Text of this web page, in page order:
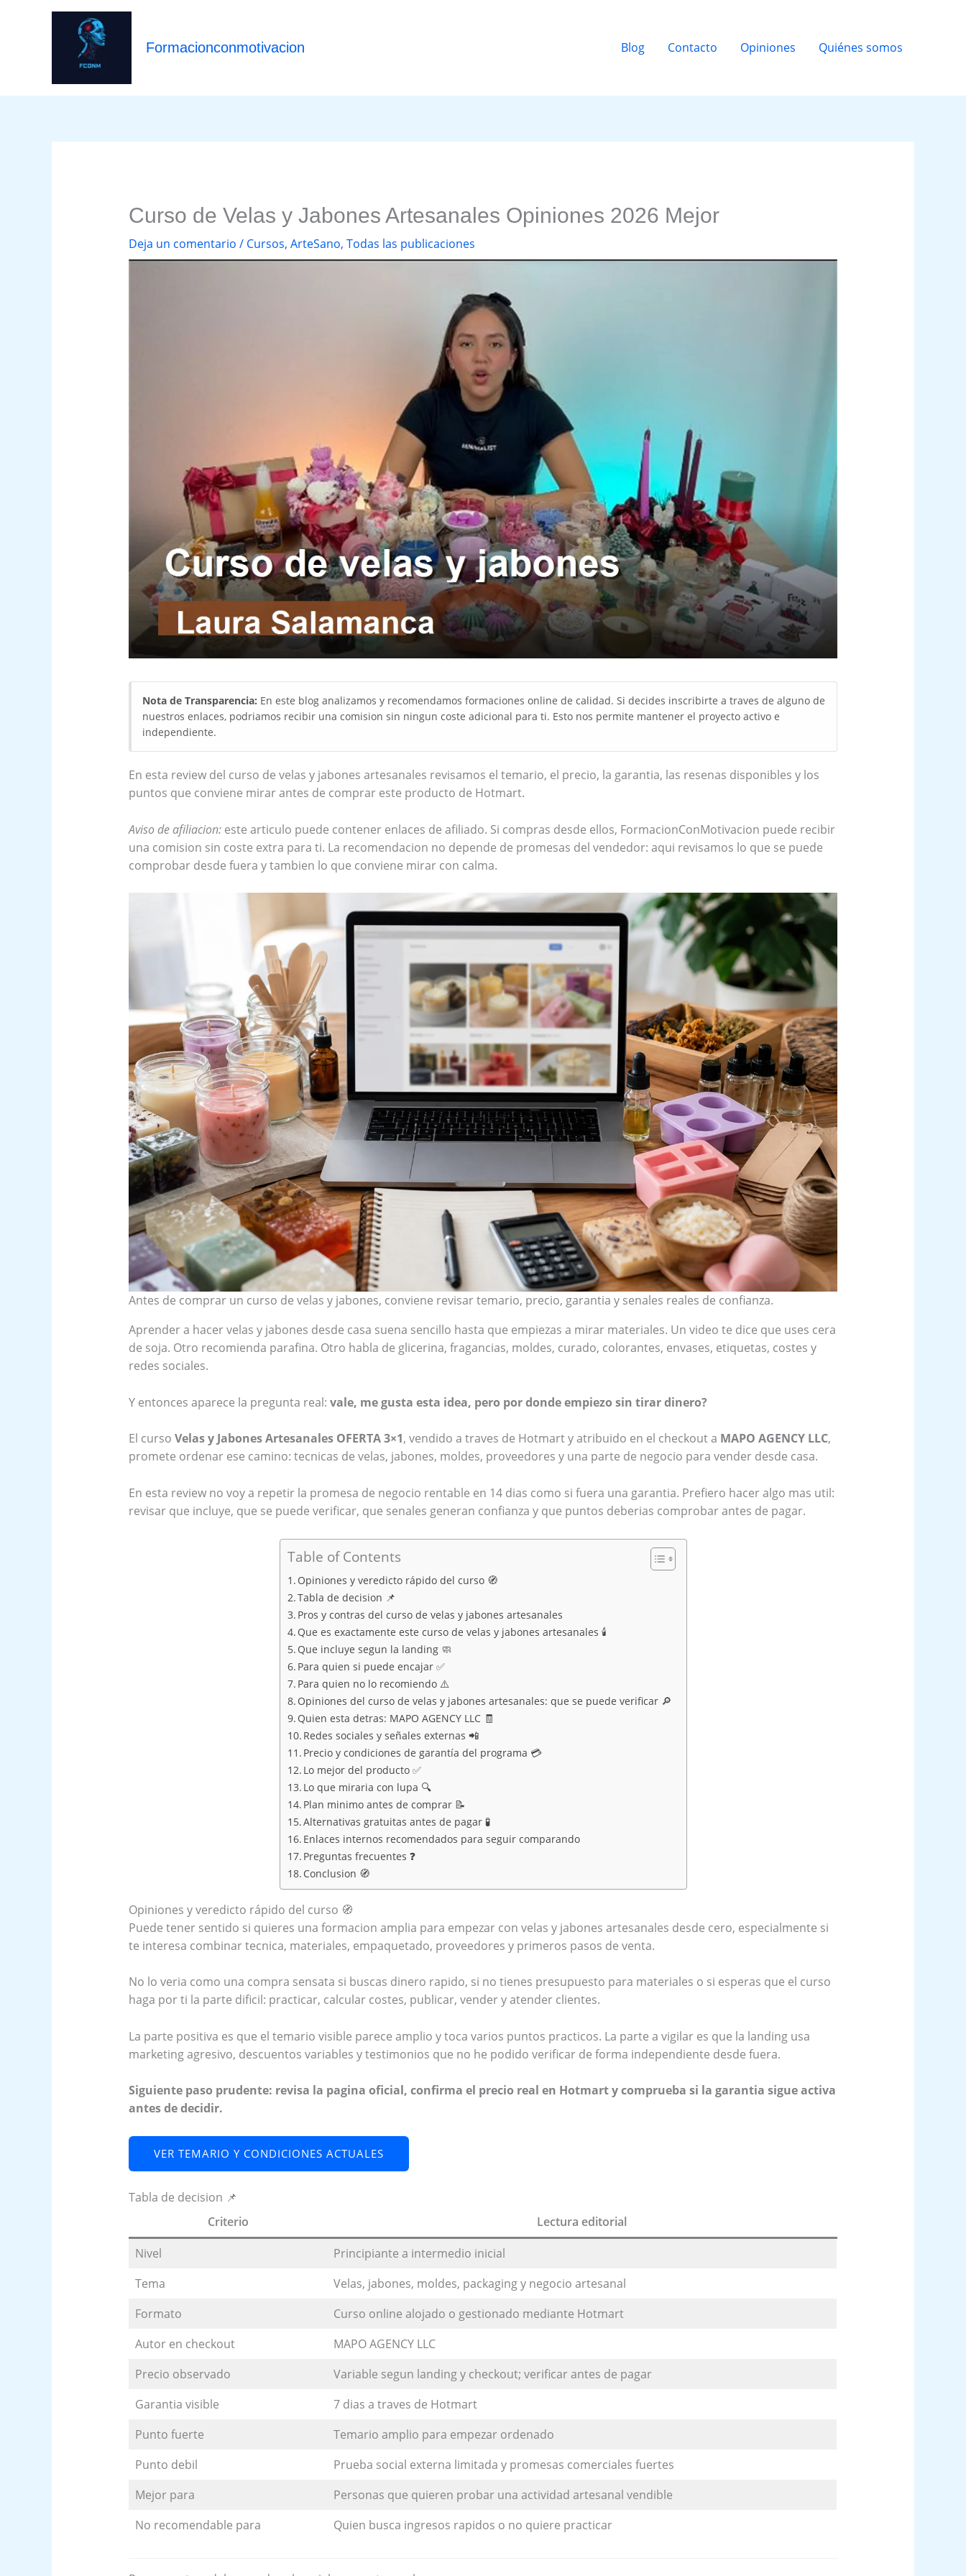
Formacionconmotivacion Blog Contacto Opiniones Quiénes somos
Curso de Velas y Jabones Artesanales Opiniones 2026 Mejor
Deja un comentario / Cursos, ArteSano, Todas las publicaciones
Nota de Transparencia: En este blog analizamos y recomendamos formaciones online de calidad. Si decides inscribirte a traves de alguno de
nuestros enlaces, podriamos recibir una comision sin ningun coste adicional para ti. Esto nos permite mantener el proyecto activo e
independiente.
En esta review del curso de velas y jabones artesanales revisamos el temario, el precio, la garantia, las resenas disponibles y los
puntos que conviene mirar antes de comprar este producto de Hotmart.
Aviso de afiliacion:este articulo puede contener enlaces de afiliado. Si compras desde ellos, FormacionConMotivacion puede recibir
una comision sin coste extra para ti. La recomendacion no depende de promesas del vendedor: aqui revisamos lo que se puede
comprobar desde fuera y tambien lo que conviene mirar con calma.
Antes de comprar un curso de velas y jabones, conviene revisar temario, precio, garantia y senales reales de confianza.
Aprender a hacer velas y jabones desde casa suena sencillo hasta que empiezas a mirar materiales. Un video te dice que uses cera
de soja. Otro recomienda parafina. Otro habla de glicerina, fragancias, moldes, curado, colorantes, envases, etiquetas, costes y
redes sociales.
Y entonces aparece la pregunta real: vale, me gusta esta idea, pero por donde empiezo sin tirar dinero?
El curso Velas y Jabones Artesanales OFERTA 3×1, vendido a traves de Hotmart y atribuido en el checkout a MAPO AGENCY LLC,
promete ordenar ese camino: tecnicas de velas, jabones, moldes, proveedores y una parte de negocio para vender desde casa.
En esta review no voy a repetir la promesa de negocio rentable en 14 dias como si fuera una garantia. Prefiero hacer algo mas util:
revisar que incluye, que se puede verificar, que senales generan confianza y que puntos deberias comprobar antes de pagar.
Table of Contents
Opiniones y veredicto rápido del curso 🧭
Tabla de decision 📌
Pros y contras del curso de velas y jabones artesanales
Que es exactamente este curso de velas y jabones artesanales 🕯️
Que incluye segun la landing 🧼
Para quien si puede encajar ✅
Para quien no lo recomiendo ⚠️
Opiniones del curso de velas y jabones artesanales: que se puede verificar 🔎
Quien esta detras: MAPO AGENCY LLC 🧾
Redes sociales y señales externas 📲
Precio y condiciones de garantía del programa 💳
Lo mejor del producto ✅
Lo que miraria con lupa 🔍
Plan minimo antes de comprar 📝
Alternativas gratuitas antes de pagar 🧪
Enlaces internos recomendados para seguir comparando
Preguntas frecuentes ❓
Conclusion 🧭
Opiniones y veredicto rápido del curso 🧭
Puede tener sentido si quieres una formacion amplia para empezar con velas y jabones artesanales desde cero, especialmente si
te interesa combinar tecnica, materiales, empaquetado, proveedores y primeros pasos de venta.
No lo veria como una compra sensata si buscas dinero rapido, si no tienes presupuesto para materiales o si esperas que el curso
haga por ti la parte dificil: practicar, calcular costes, publicar, vender y atender clientes.
La parte positiva es que el temario visible parece amplio y toca varios puntos practicos. La parte a vigilar es que la landing usa
marketing agresivo, descuentos variables y testimonios que no he podido verificar de forma independiente desde fuera.
Siguiente paso prudente: revisa la pagina oficial, confirma el precio real en Hotmart y comprueba si la garantia sigue activa
antes de decidir.
VER TEMARIO Y CONDICIONES ACTUALES
Tabla de decision 📌
Criterio
Lectura editorial
Nivel
Principiante a intermedio inicial
Tema
Velas, jabones, moldes, packaging y negocio artesanal
Formato
Curso online alojado o gestionado mediante Hotmart
Autor en checkout
MAPO AGENCY LLC
Precio observado
Variable segun landing y checkout; verificar antes de pagar
Garantia visible
7 dias a traves de Hotmart
Punto fuerte
Temario amplio para empezar ordenado
Punto debil
Prueba social externa limitada y promesas comerciales fuertes
Mejor para
Personas que quieren probar una actividad artesanal vendible
No recomendable para
Quien busca ingresos rapidos o no quiere practicar